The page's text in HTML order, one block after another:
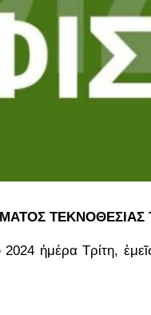
ΤΕΚΝΟΘΕΣΙΑΣ
ἡμέρα Τρίτη,